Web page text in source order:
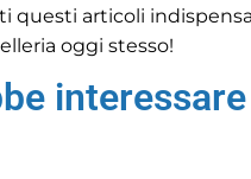
questi articoli
oggi stesso!